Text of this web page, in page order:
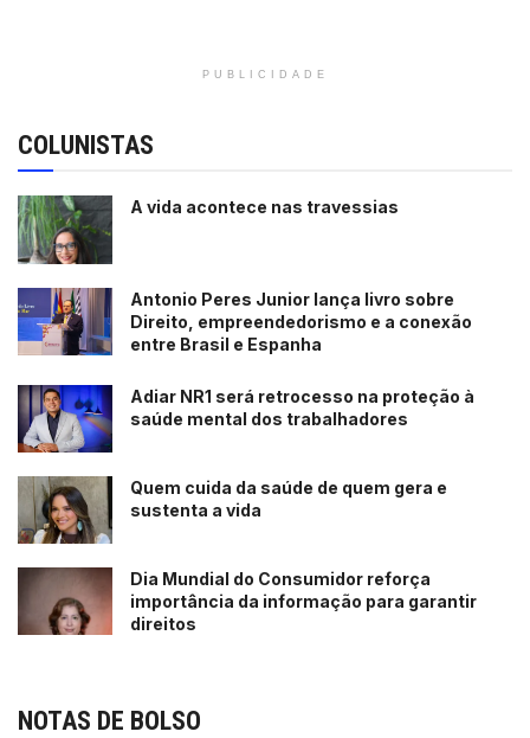
PUBLICIDADE
COLUNISTAS
A vida acontece nas travessias
Antonio Peres Junior lança livro sobre
Direito, empreendedorismo e a conexão
entre Brasil e Espanha
Adiar NR1 será retrocesso na proteção à
saúde mental dos trabalhadores
Quem cuida da saúde de quem gera e
sustenta a vida
Dia Mundial do Consumidor reforça
importância da informação para garantir
direitos
NOTAS DE BOLSO